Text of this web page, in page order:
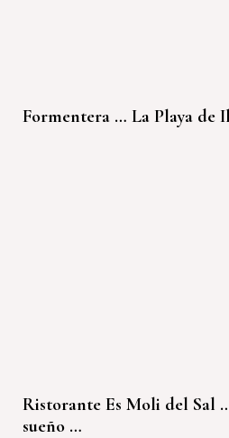
Formentera … La Playa de
Ristorante Es Moli del Sal
sueño …